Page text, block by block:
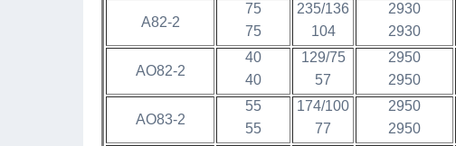
А82-2
75
75
235/136
104
2930
2930
АО82-2
40
40
129/75
57
2950
2950
АО83-2
55
55
174/100
77
2950
2950